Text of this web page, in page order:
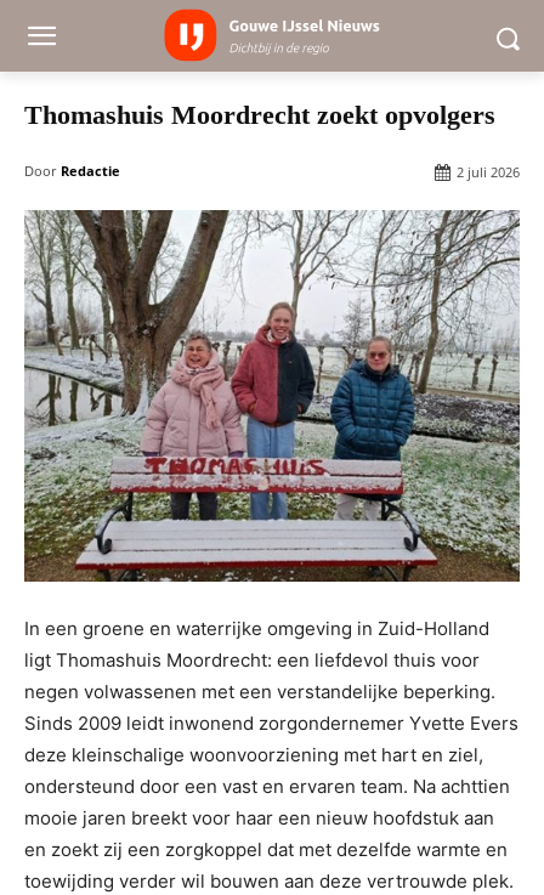
Thomashuis Moordrecht zoekt opvolgers
Door Redactie 2 juli 2026
In een groene en waterrijke omgeving in Zuid-Holland
ligt Thomashuis Moordrecht: een liefdevol thuis voor
negen volwassenen met een verstandelijke beperking.
Sinds 2009 leidt inwonend zorgondernemer Yvette Evers
deze kleinschalige woonvoorziening met hart en ziel,
ondersteund door een vast en ervaren team. Na achttien
mooie jaren breekt voor haar een nieuw hoofdstuk aan
en zoekt zij een zorgkoppel dat met dezelfde warmte en
toewijding verder wil bouwen aan deze vertrouwde plek.